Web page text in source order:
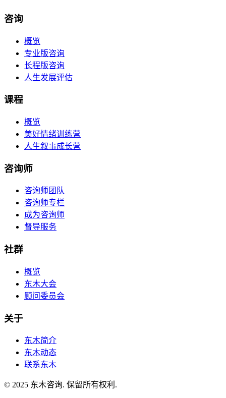
咨询
概览
专业版咨询
长程版咨询
人生发展评估
课程
概览
美好情绪训练营
人生叙事成长营
咨询师
咨询师团队
咨询师专栏
成为咨询师
督导服务
社群
概览
东木大会
顾问委员会
关于
东木简介
东木动态
联系东木
© 2025 东木咨询. 保留所有权利.